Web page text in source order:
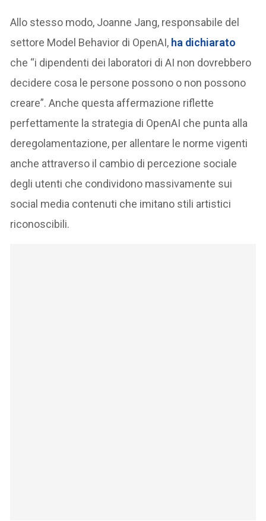
Allo stesso modo, Joanne Jang, responsabile del
settore Model Behavior di OpenAI, ha dichiarato
che “i dipendenti dei laboratori di AI non dovrebbero
decidere cosa le persone possono o non possono
creare”. Anche questa affermazione riflette
perfettamente la strategia di OpenAI che punta alla
deregolamentazione, per allentare le norme vigenti
anche attraverso il cambio di percezione sociale
degli utenti che condividono massivamente sui
social media contenuti che imitano stili artistici
riconoscibili.